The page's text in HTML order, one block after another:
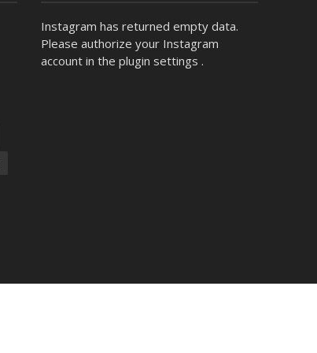
Instagram has returned empty data.
Please authorize your Instagram
account in the plugin settings .